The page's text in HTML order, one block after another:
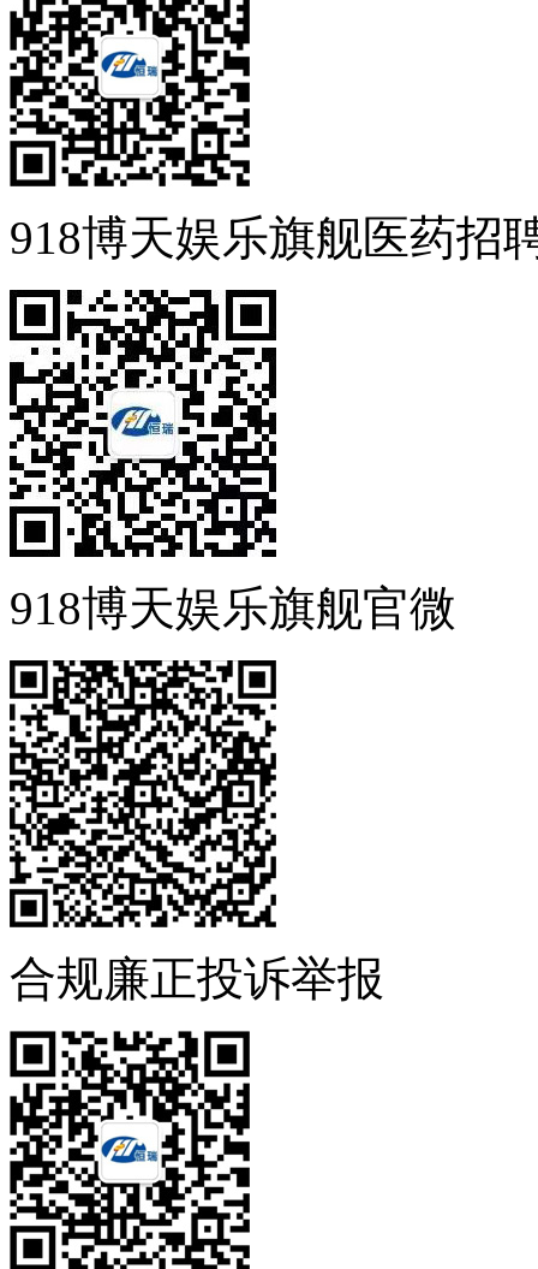
918博天娱乐旗舰医药招
918博天娱乐旗舰官微
合规廉正投诉举报